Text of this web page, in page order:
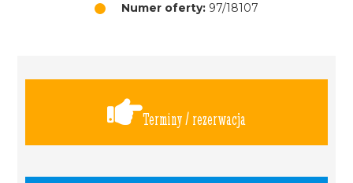
Numer oferty: 97/18107
Terminy / rezerwacja